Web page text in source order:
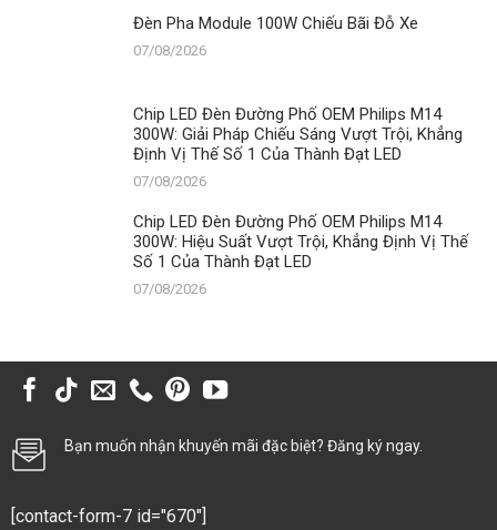
Đèn Pha Module 100W Chiếu Bãi Đỗ Xe
07/08/2026
Chip LED Đèn Đường Phố OEM Philips M14
300W: Giải Pháp Chiếu Sáng Vượt Trội, Khẳng
Định Vị Thế Số 1 Của Thành Đạt LED
07/08/2026
Chip LED Đèn Đường Phố OEM Philips M14
300W: Hiệu Suất Vượt Trội, Khẳng Định Vị Thế
Số 1 Của Thành Đạt LED
07/08/2026
Bạn muốn nhận khuyến mãi đặc biệt? Đăng ký ngay.
[contact-form-7 id="670"]